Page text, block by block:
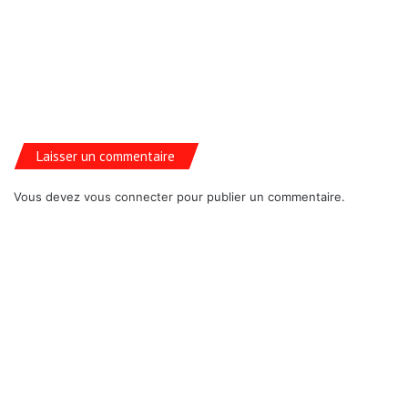
Laisser un commentaire
Vous devez vous connecter pour publier un commentaire.